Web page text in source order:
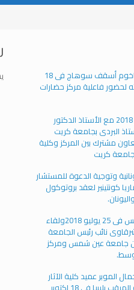
زيارة ولقاء الأنبا باخوم أسقف سوهاج فى 18
لحضور فاعلية مركز حضارات
لقاء فى 8 نوفمبر 2018 مع الأستاذ الدكتور
البردى بجامعة كريت
مشترك بين المركز وكلية
كريت
وتوجية الدعوة للمستشار
كونتينير لعقد بروتوكول
زيارة لجامعة شمس فى 25 يوليو 2018ولقاء
نائب رئيس الجامعة
جامعة عين شمس ومركز
الموبر عميد كلية الآثار